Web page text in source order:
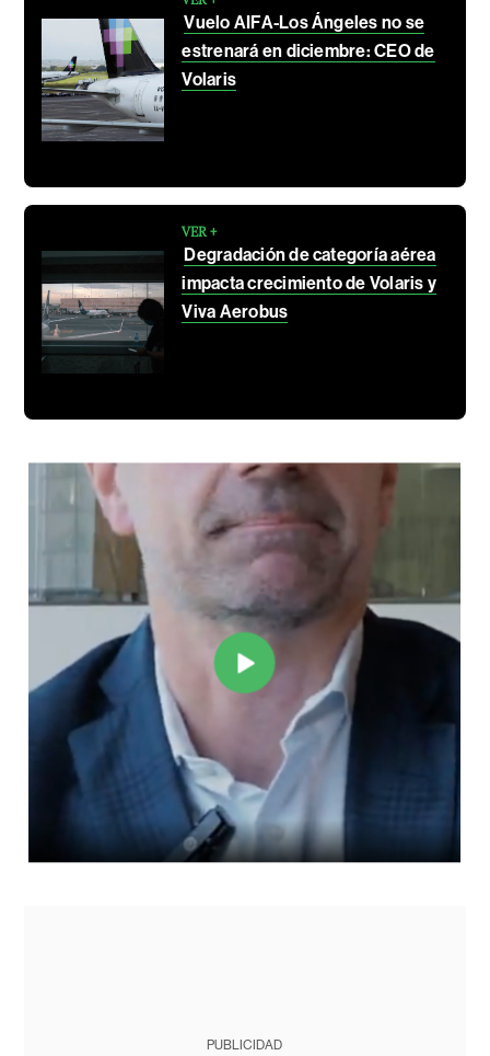
Vuelo AIFA-Los Ángeles no se
estrenará en diciembre: CEO de
Volaris
VER +
Degradación de categoría aérea
impacta crecimiento de Volaris y
Viva Aerobus
PUBLICIDAD